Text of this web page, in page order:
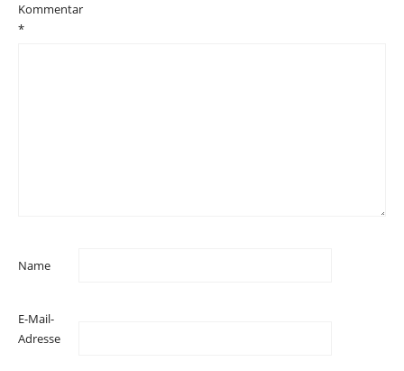
Kommentar
*
Name
E-Mail-
Adresse